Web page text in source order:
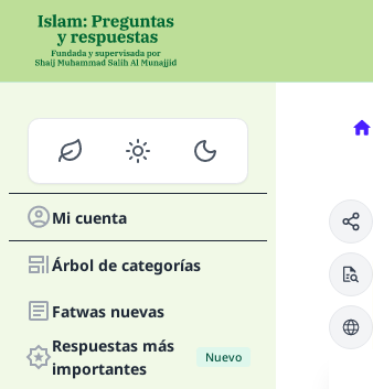
Mi cuenta
Árbol de categorías
Fatwas nuevas
Respuestas más
importantes
Nuevo